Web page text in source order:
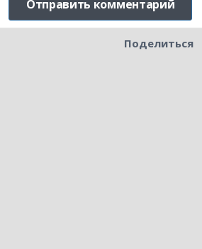
Поделиться